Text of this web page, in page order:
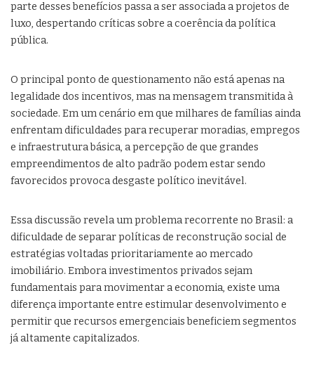
parte desses benefícios passa a ser associada a projetos de
luxo, despertando críticas sobre a coerência da política
pública.
O principal ponto de questionamento não está apenas na
legalidade dos incentivos, mas na mensagem transmitida à
sociedade. Em um cenário em que milhares de famílias ainda
enfrentam dificuldades para recuperar moradias, empregos
e infraestrutura básica, a percepção de que grandes
empreendimentos de alto padrão podem estar sendo
favorecidos provoca desgaste político inevitável.
Essa discussão revela um problema recorrente no Brasil: a
dificuldade de separar políticas de reconstrução social de
estratégias voltadas prioritariamente ao mercado
imobiliário. Embora investimentos privados sejam
fundamentais para movimentar a economia, existe uma
diferença importante entre estimular desenvolvimento e
permitir que recursos emergenciais beneficiem segmentos
já altamente capitalizados.